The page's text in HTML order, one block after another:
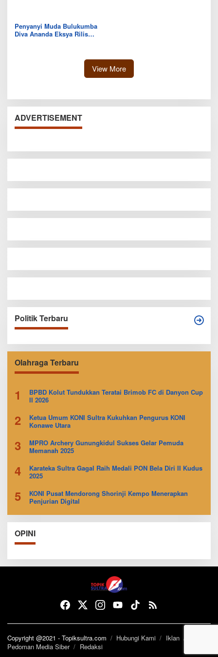
Penyanyi Muda Bulukumba
Diva Ananda Eksya Rilis
View More
ADVERTISEMENT
Politik Terbaru
Olahraga Terbaru
1
BPBD Kolut Tundukkan Teratai Brimob FC di Danyon Cup
II 2026
2
Ketua Umum KONI Sultra Kukuhkan Pengurus KONI
Konawe Utara
3
MPRO Archery Gunungkidul Sukses Gelar Pemuda
Memanah 2025
4
Karateka Sultra Gagal Raih Medali PON Bela Diri II Kudus
2025
5
KONI Pusat Mendorong Shorinji Kempo Menerapkan
Penjurian Digital
OPINI
Copyright @2021 - Topiksultra.com Hubungi Kami
Iklan
Pedoman Media Siber
Redaksi